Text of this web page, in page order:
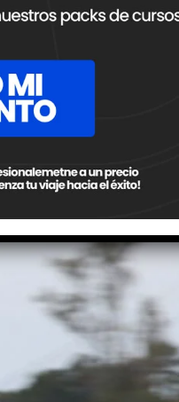
Era como que al
aerodinámico en punta”